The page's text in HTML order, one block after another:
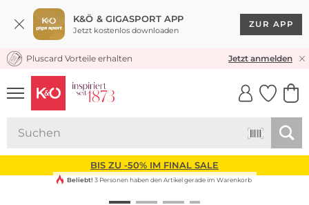
K&Ö & GIGASPORT APP
Jetzt kostenlos downloaden
ZUR APP
KOSTENLOSER VERSAND* & RÜCKVERSAND
Pluscard Vorteile erhalten Jetzt anmelden
UNSERE APP
CLICK &
BIS ZU -50% IM FINAL SALE
Beliebt! 3 Personen haben den Artikel gerade im Warenkorb